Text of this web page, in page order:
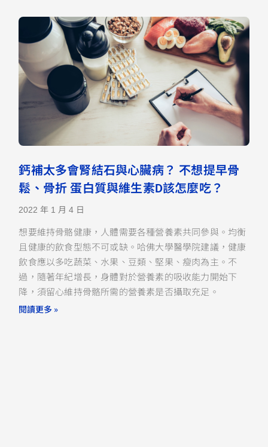
鈣補太多會腎結石與心臟病？ 不想提早骨
鬆、骨折 蛋白質與維生素D該怎麼吃？
2022 年 1 月 4 日
想要維持骨骼健康，人體需要各種營養素共同參與。均衡
且健康的飲食型態不可或缺。哈佛大學醫學院建議，健康
飲食應以多吃蔬菜、水果、豆類、堅果、瘦肉為主。不
過，隨著年紀增長，身體對於營養素的吸收能力開始下
降，須留心維持骨骼所需的營養素是否攝取充足。
閱讀更多 »